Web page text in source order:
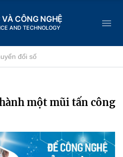
CÔNG NGHỆ
AND TECHNOLOGY
đổi số
một mũi tấn công